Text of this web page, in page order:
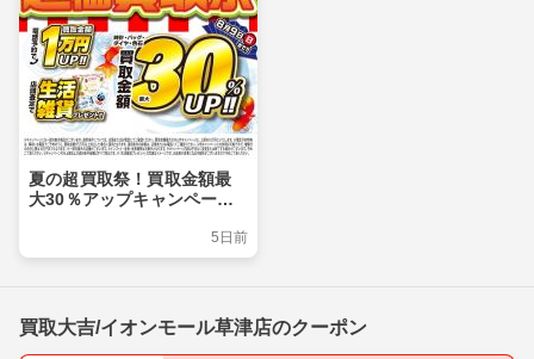
夏の超買取祭！買取金額最
大30％アップキャンペーン
5日前
買取大吉/イオンモール草津店のクーポン